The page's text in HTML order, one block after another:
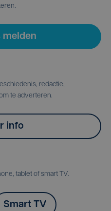
melden
redactie,
te adverteren.
info
tablet of smart TV.
Smart TV